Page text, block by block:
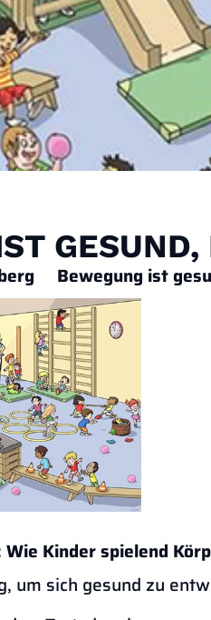
Bewegung ist
Kinder spielend
um sich gesund zu